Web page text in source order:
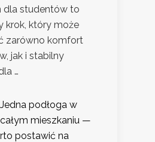
dla studentów to
krok, który może
zarówno komfort
jak i stabilny
…
Jedna podłoga w
całym mieszkaniu —
postawić na